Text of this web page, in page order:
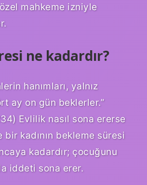
mahkeme izniyle
ne kadardır?
hanımları, yalnız
ay on gün beklerler.”
Evlilik nasıl sona ererse
bir kadının bekleme süresi
kadardır; çocuğunu
iddeti sona erer.